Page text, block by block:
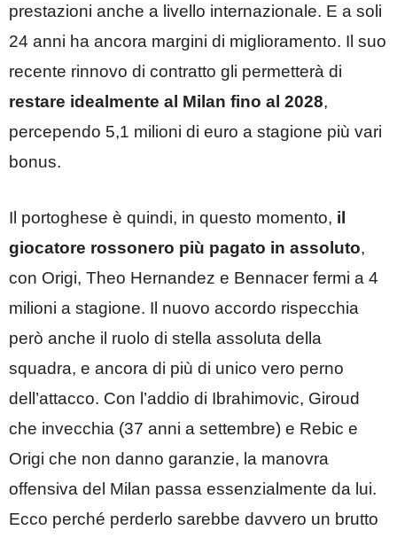
prestazioni anche a livello internazionale. E a soli
24 anni ha ancora margini di miglioramento. Il suo
recente rinnovo di contratto gli permetterà di
restare idealmente al Milan fino al 2028,
percependo 5,1 milioni di euro a stagione più vari
bonus.
Il portoghese è quindi, in questo momento, il
giocatore rossonero più pagato in assoluto,
con Origi, Theo Hernandez e Bennacer fermi a 4
milioni a stagione. Il nuovo accordo rispecchia
però anche il ruolo di stella assoluta della
squadra, e ancora di più di unico vero perno
dell’attacco. Con l’addio di Ibrahimovic, Giroud
che invecchia (37 anni a settembre) e Rebic e
Origi che non danno garanzie, la manovra
offensiva del Milan passa essenzialmente da lui.
Ecco perché perderlo sarebbe davvero un brutto